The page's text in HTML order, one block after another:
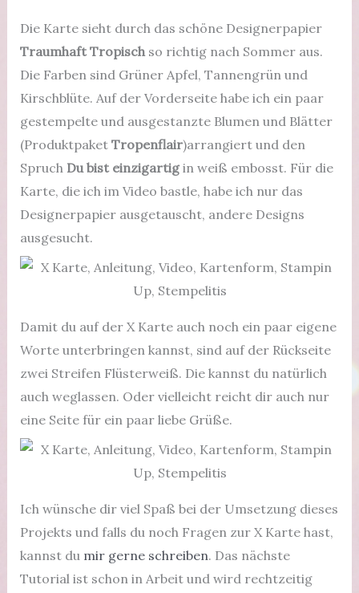
Die Karte sieht durch das schöne Designerpapier
Traumhaft Tropischso richtig nach Sommer aus.
Die Farben sind Grüner Apfel, Tannengrün und
Kirschblüte. Auf der Vorderseite habe ich ein paar
gestempelte und ausgestanzte Blumen und Blätter
(Produktpaket Tropenflair)arrangiert und den
Spruch Du bist einzigartigin weiß embosst. Für die
Karte, die ich im Video bastle, habe ich nur das
Designerpapier ausgetauscht, andere Designs
ausgesucht.
Damit du auf der X Karte auch noch ein paar eigene
Worte unterbringen kannst, sind auf der Rückseite
zwei Streifen Flüsterweiß. Die kannst du natürlich
auch weglassen. Oder vielleicht reicht dir auch nur
eine Seite für ein paar liebe Grüße.
Ich wünsche dir viel Spaß bei der Umsetzung dieses
Projekts und falls du noch Fragen zur X Karte hast,
kannst du mir gerne schreiben. Das nächste
Tutorial ist schon in Arbeit und wird rechtzeitig